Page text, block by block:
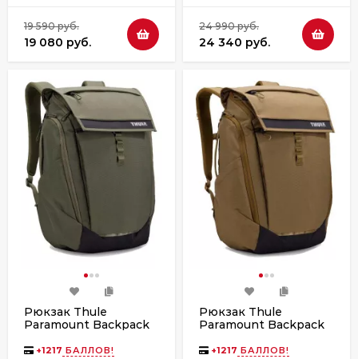
19 590 руб.
19 080 руб.
24 990 руб.
24 340 руб.
Рюкзак Thule
Paramount Backpack
+1217 БАЛЛОВ!
Рюкзак Thule
Paramount Backpack
+1217 БАЛЛОВ!